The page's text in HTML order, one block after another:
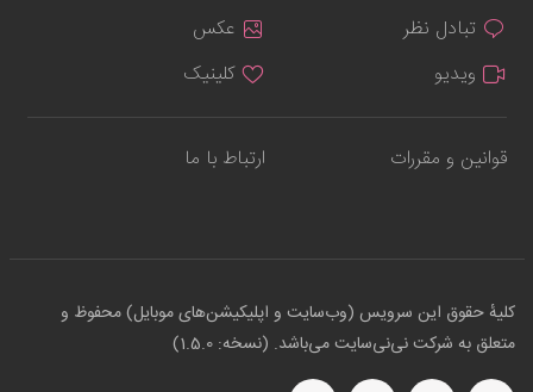
تبادل نظر
عکس
ویدیو
کلینیک
قوانین و مقررات ارتباط با ما
کلیهٔ حقوق این سرویس (وب‌سایت و اپلیکیشن‌های موبایل) محفوظ و
متعلق به شرکت نی‌نی‌سایت می‌باشد. (نسخه: 1.5.0)